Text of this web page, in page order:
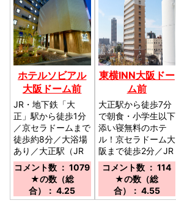
ホテルソビアル
大阪ドーム前
JR・地下鉄「大
正」駅から徒歩1分
／京セラドームまで
徒歩約8分／大浴場
あり／大正駅（JR
環状線／大阪メトロ
長堀鶴見緑地線）徒
歩１分／ドーム前駅
（阪神電車）徒歩7
コメント数 ： 1079
★の数（総
合）： 4.25
東横INN大阪ドー
ム前
大正駅から徒歩7分
で朝食・小学生以下
添い寝無料のホテ
ル！京セラドーム大
阪まで徒歩2分／JR
大阪環状線「大正
駅」北口、大阪メト
ロ「大正駅」2番出
口 徒歩7分
コメント数 ： 114
★の数（総
合）： 4.55